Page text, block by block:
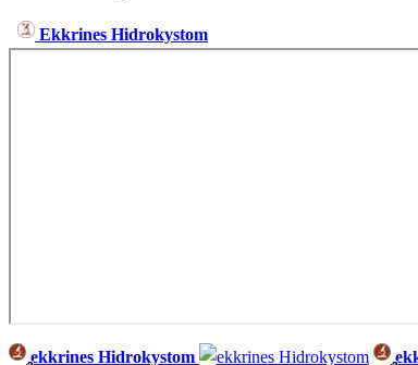
Ekkrines Hidrokystom
ekkrines Hidrokystom